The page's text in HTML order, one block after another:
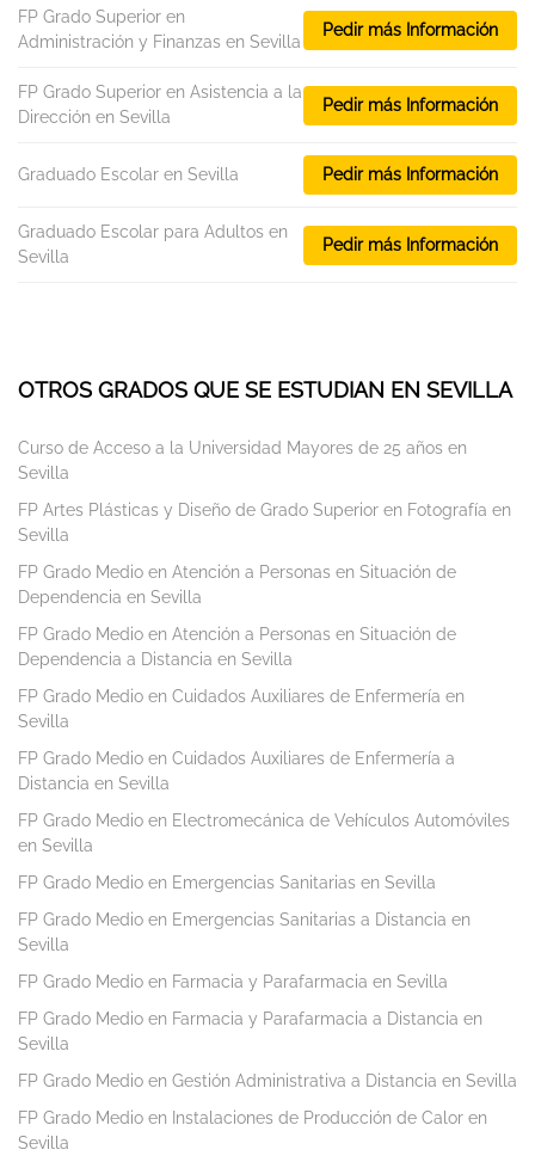
FP Grado Superior en
Administración y Finanzas en Sevilla
Pedir más Información
FP Grado Superior en Asistencia a la
Dirección en Sevilla
Pedir más Información
Graduado Escolar en Sevilla Pedir más Información
Graduado Escolar para Adultos en
Sevilla
Pedir más Información
OTROS GRADOS QUE SE ESTUDIAN EN SEVILLA
Curso de Acceso a la Universidad Mayores de 25 años en
Sevilla
FP Artes Plásticas y Diseño de Grado Superior en Fotografía en
Sevilla
FP Grado Medio en Atención a Personas en Situación de
Dependencia en Sevilla
FP Grado Medio en Atención a Personas en Situación de
Dependencia a Distancia en Sevilla
FP Grado Medio en Cuidados Auxiliares de Enfermería en
Sevilla
FP Grado Medio en Cuidados Auxiliares de Enfermería a
Distancia en Sevilla
FP Grado Medio en Electromecánica de Vehículos Automóviles
en Sevilla
FP Grado Medio en Emergencias Sanitarias en Sevilla
FP Grado Medio en Emergencias Sanitarias a Distancia en
Sevilla
FP Grado Medio en Farmacia y Parafarmacia en Sevilla
FP Grado Medio en Farmacia y Parafarmacia a Distancia en
Sevilla
FP Grado Medio en Gestión Administrativa a Distancia en Sevilla
FP Grado Medio en Instalaciones de Producción de Calor en
Sevilla